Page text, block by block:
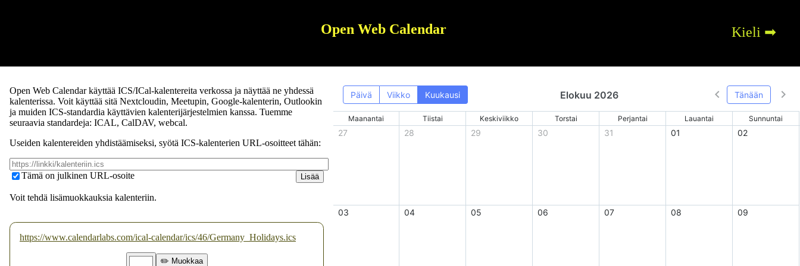
Open Web Calendar Kieli
Open Web Calendar käyttää ICS/ICal-kalentereita verkossa ja näyttää ne yhdessä
kalenterissa. Voit käyttää sitä Nextcloudin, Meetupin, Google-kalenterin, Outlookin
ja muiden ICS-standardia käyttävien kalenterijärjestelmien kanssa. Tuemme
seuraavia standardeja: ICAL, CalDAV, webcal.
Useiden kalentereiden yhdistäämiseksi, syötä ICS-kalenterien URL-osoitteet tähän:
Tämä on julkinen URL-osoite Lisää
Voit tehdä lisämuokkauksia kalenteriin.
https://www.calendarlabs.com/ical-calendar/ics/46/Germany_Holidays.ics
✏️ Muokkaa